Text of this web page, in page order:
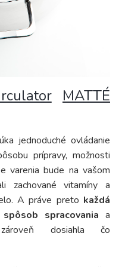
MATTÉ
jednoduché ovládanie
prípravy, možnosti
varenia bude na vašom
zachované vitamíny a
A práve preto každá
spracovania a
dosiahla čo